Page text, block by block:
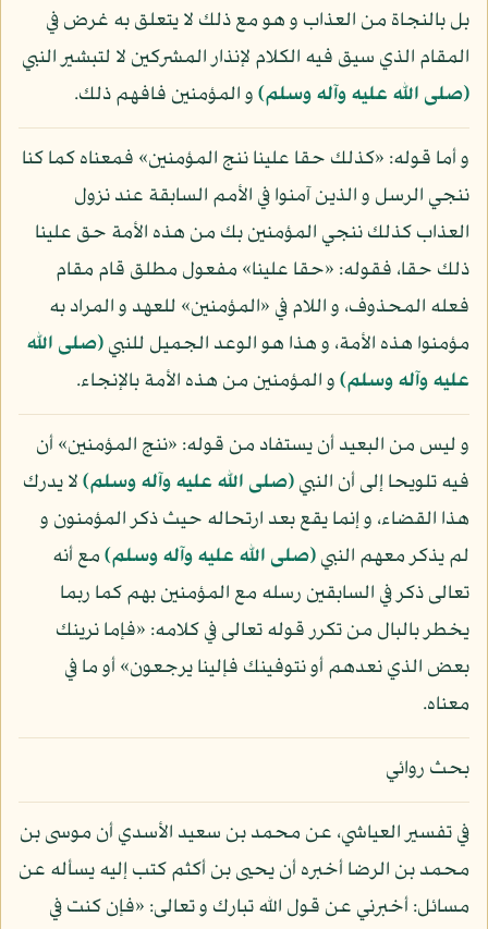
بل بالنجاة من العذاب و هو مع ذلك لا يتعلق به غرض في
المقام الذي سيق فيه الكلام لإنذار المشركين لا لتبشير النبي
(صلى الله عليه وآله وسلم)و المؤمنين فافهم ذلك.
و أما قوله: «كذلك حقا علينا ننج المؤمنين» فمعناه كما كنا
ننجي الرسل و الذين آمنوا في الأمم السابقة عند نزول
العذاب كذلك ننجي المؤمنين بك من هذه الأمة حق علينا
ذلك حقا، فقوله: «حقا علينا» مفعول مطلق قام مقام
فعله المحذوف، و اللام في «المؤمنين» للعهد و المراد به
مؤمنوا هذه الأمة، و هذا هو الوعد الجميل للنبي(صلى الله
عليه وآله وسلم)و المؤمنين من هذه الأمة بالإنجاء.
و ليس من البعيد أن يستفاد من قوله: «ننج المؤمنين» أن
فيه تلويحا إلى أن النبي(صلى الله عليه وآله وسلم)لا يدرك
هذا القضاء، و إنما يقع بعد ارتحاله حيث ذكر المؤمنون و
لم يذكر معهم النبي(صلى الله عليه وآله وسلم)مع أنه
تعالى ذكر في السابقين رسله مع المؤمنين بهم كما ربما
يخطر بالبال من تكرر قوله تعالى في كلامه: «فإما نرينك
بعض الذي نعدهم أو نتوفينك فإلينا يرجعون» أو ما في
معناه.
بحث روائي
في تفسير العياشي، عن محمد بن سعيد الأسدي أن موسى بن
محمد بن الرضا أخبره أن يحيى بن أكثم كتب إليه يسأله عن
مسائل: أخبرني عن قول الله تبارك و تعالى: «فإن كنت في